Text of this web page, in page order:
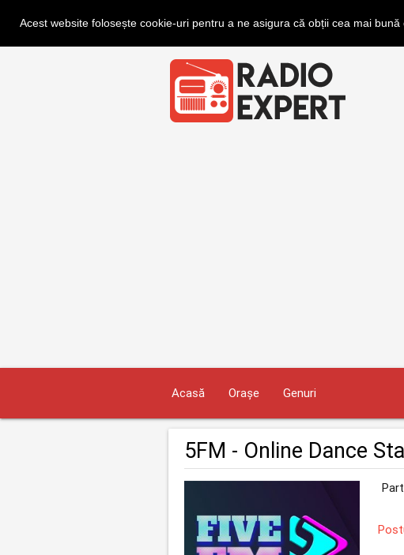
Acest website folosește cookie-uri pentru a ne asigura că obții cea mai
Acasă Orașe Genuri
5FM - Online Dance